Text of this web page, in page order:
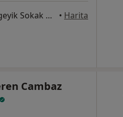
Fenerbahçe Mahallesi Alageyik Sokak No:21/6, Kadıköy • Harita
Cambaz